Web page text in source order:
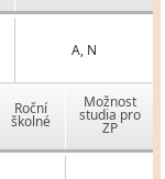
A, N
Roční
školné
Možnost
studia pro
ZP